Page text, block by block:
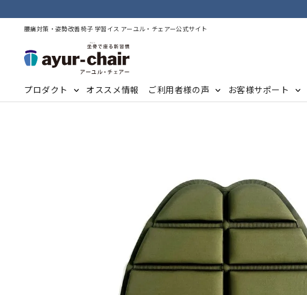
腰痛対策・姿勢改善椅子 学習イス アーユル・チェアー公式サイト
プロダクト オススメ情報 ご利用者様の声 お客様サポート